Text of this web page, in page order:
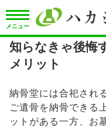
メニュー
知らなきゃ後悔
メリット
納骨堂には合祀され
ご遺骨を納骨できる
ットがある一方、お